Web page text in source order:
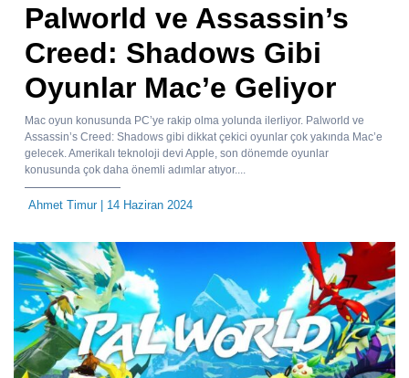
Palworld ve Assassin’s
Creed: Shadows Gibi
Oyunlar Mac’e Geliyor
Mac oyun konusunda PC’ye rakip olma yolunda ilerliyor. Palworld ve
Assassin’s Creed: Shadows gibi dikkat çekici oyunlar çok yakında Mac’e
gelecek. Amerikalı teknoloji devi Apple, son dönemde oyunlar
konusunda çok daha önemli adımlar atıyor....
Ahmet Timur| 14 Haziran 2024